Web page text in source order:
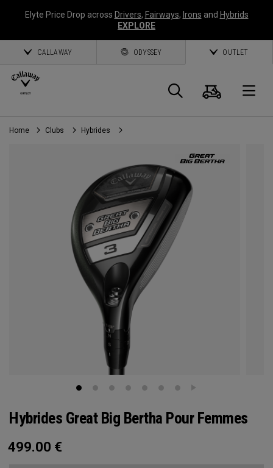
Elyte Price Drop across Drivers, Fairways, Irons and Hybrids
EXPLORE
CALLAWAY ODYSSEY OUTLET
Panier
Home Clubs Hybrides
Hybrides Great Big Bertha Pour Femmes
499.00 €